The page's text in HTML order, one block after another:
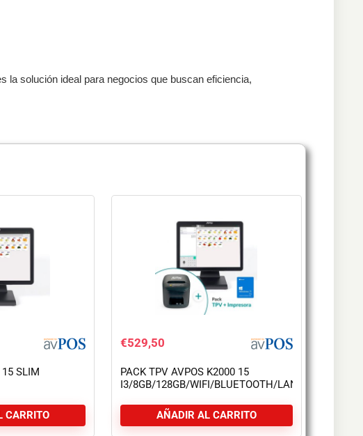
la solución ideal para negocios que buscan eficiencia,
SLIM
CARRITO
€529,50
PACK TPV AVPOS K2000 15
I3/8GB/128GB/WIFI/BLUETOOTH/LAN
AÑADIR AL CARRITO